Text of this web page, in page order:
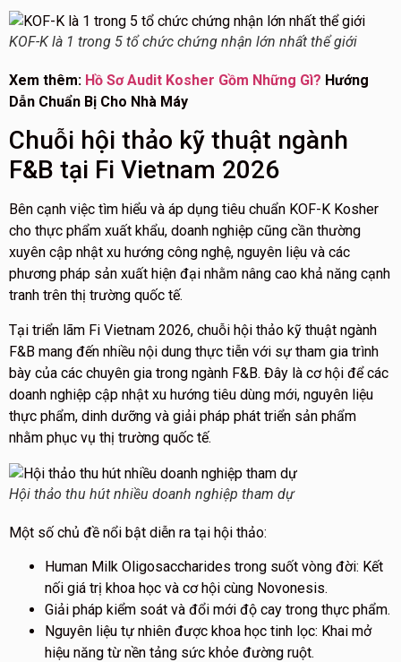
KOF-K là 1 trong 5 tổ chức chứng nhận lớn nhất thể giới
Xem thêm: Hồ Sơ Audit Kosher Gồm Những Gì? Hướng
Dẫn Chuẩn Bị Cho Nhà Máy
Chuỗi hội thảo kỹ thuật ngành
F&B tại Fi Vietnam 2026
Bên cạnh việc tìm hiểu và áp dụng tiêu chuẩn KOF-K Kosher
cho thực phẩm xuất khẩu, doanh nghiệp cũng cần thường
xuyên cập nhật xu hướng công nghệ, nguyên liệu và các
phương pháp sản xuất hiện đại nhằm nâng cao khả năng cạnh
tranh trên thị trường quốc tế.
Tại triển lãm Fi Vietnam 2026, chuỗi hội thảo kỹ thuật ngành
F&B mang đến nhiều nội dung thực tiễn với sự tham gia trình
bày của các chuyên gia trong ngành F&B. Đây là cơ hội để các
doanh nghiệp cập nhật xu hướng tiêu dùng mới, nguyên liệu
thực phẩm, dinh dưỡng và giải pháp phát triển sản phẩm
nhằm phục vụ thị trường quốc tế.
Hội thảo thu hút nhiều doanh nghiệp tham dự
Một số chủ đề nổi bật diễn ra tại hội thảo:
Human Milk Oligosaccharides trong suốt vòng đời: Kết
nối giá trị khoa học và cơ hội cùng Novonesis.
Giải pháp kiểm soát và đổi mới độ cay trong thực phẩm.
Nguyên liệu tự nhiên được khoa học tinh lọc: Khai mở
hiệu năng từ nền tảng sức khỏe đường ruột.